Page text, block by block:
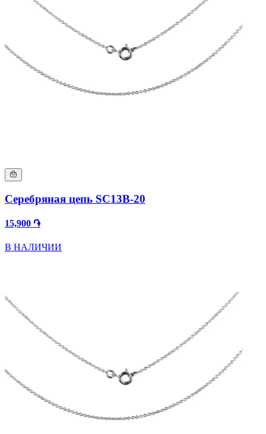
Серебряная цепь SC13B-20
15,900 ֏
В НАЛИЧИИ